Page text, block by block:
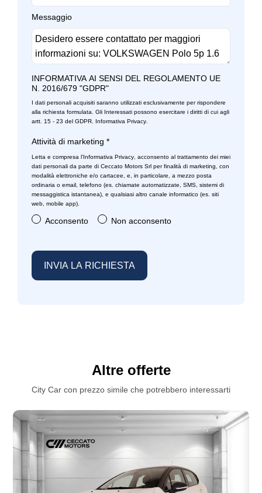
Sistema di protezione urto pedoni
Sistema di riconoscimento stanchezza guidatore
Specchietti retrovisori elettrici - riscaldabili
Specchietti retrovisori in tinta
Specchietto retrovisore esterno lato conducente asferico
Start & stop
Tappetini
Tergicristalli
We connect go
Messaggio
INFORMATIVA AI SENSI DEL REGOLAMENTO UE
N. 2016/679 "GDPR"
I dati personali acquisiti saranno utilizzati esclusivamente per rispondere
alla richiesta formulata. Gli Interessati possono esercitare i diritti di cui agli
artt. 15 - 23 del GDPR.
Informativa Privacy.
Attività di marketing *
Letta e compresa l’ Informativa Privacy, acconsento al trattamento dei miei
dati personali da parte di Ceccato Motors Srl per finalità di marketing, con
modalità elettroniche e/o cartacee, e, in particolare, a mezzo posta
ordinaria o email, telefono (es. chiamate automatizzate, SMS, sistemi di
messaggistica istantanea), e qualsiasi altro canale informatico (es. siti
web, mobile app).
Acconsento Non acconsento
Altre offerte
City Car con prezzo simile che potrebbero interessarti